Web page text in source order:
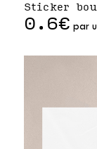
Sticker
0.6€ par